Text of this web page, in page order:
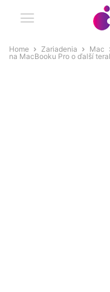
Home Zariadenia Mac
na MacBooku Pro o ďalší